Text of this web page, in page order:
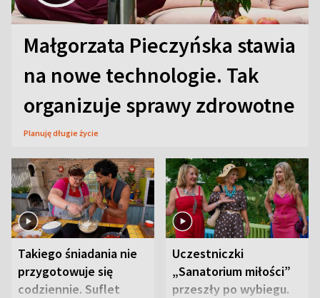
Małgorzata Pieczyńska stawia
na nowe technologie. Tak
organizuje sprawy zdrowotne
Planuję długie życie
Takiego śniadania nie
przygotowuje się
codziennie. Suflet
Uczestniczki
„Sanatorium miłości”
przeszły po wybiegu.